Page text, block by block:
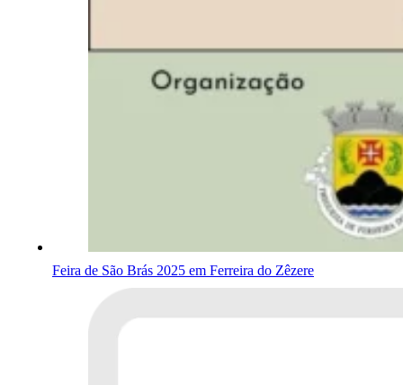
Feira de São Brás 2025 em Ferreira do Zêzere